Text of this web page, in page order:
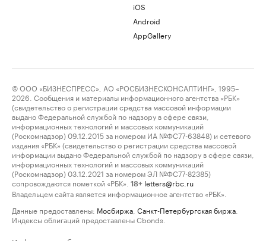
iOS
Android
AppGallery
© ООО «БИЗНЕСПРЕСС», АО «РОСБИЗНЕСКОНСАЛТИНГ», 1995–
2026. Сообщения и материалы информационного агентства «РБК»
(свидетельство о регистрации средства массовой информации
выдано Федеральной службой по надзору в сфере связи,
информационных технологий и массовых коммуникаций
(Роскомнадзор) 09.12.2015 за номером ИА №ФС77-63848) и сетевого
издания «РБК» (свидетельство о регистрации средства массовой
информации выдано Федеральной службой по надзору в сфере связи,
информационных технологий и массовых коммуникаций
(Роскомнадзор) 03.12.2021 за номером ЭЛ №ФС77-82385)
сопровождаются пометкой «РБК».
18+ letters@rbc.ru
Владельцем сайта является информационное агентство «РБК».
Данные предоставлены: Мосбиржа Санкт-Петербургская биржа
Индексы облигаций предоставлены Cbonds.